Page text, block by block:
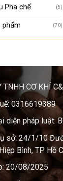
Pha chế (5)
phẩm (70)
TNHH CƠ KHÍ
0316619389
diện pháp luật:
sở: 24/1/10
Bình, TP Hồ
20/08/2025